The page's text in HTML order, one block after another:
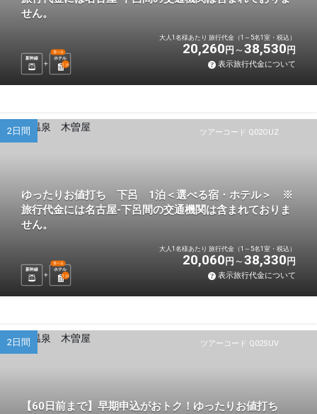
せん。
新幹線 ホテル
選べる
1 泊
大人1名様あたり 旅行代金（1～5名1室・税込）
20,260 円 38,530 円
表示旅行代金について
ツアーコード Q02OUZ
2日間
ゆったりお値打ち 下呂 1泊＜選べる宿・ホテル＞ ※
旅行代金には名古屋-下呂間の交通機関は含まれておりま
せん。
新幹線 ホテル
選べる
1 泊
大人1名様あたり 旅行代金（1～5名1室・税込）
20,060 円 38,330 円
表示旅行代金について
ツアーコード Q02SUV
2日間
【60日前まで】早期申込がおトク！ゆったりお値打ち